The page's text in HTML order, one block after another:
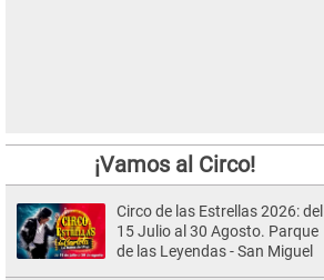
¡Vamos al Circo!
Circo de las Estrellas 2026: del
15 Julio al 30 Agosto. Parque
de las Leyendas - San Miguel